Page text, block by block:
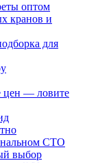
оптом
кранов и
для
цен — ловите
СТО
выбор